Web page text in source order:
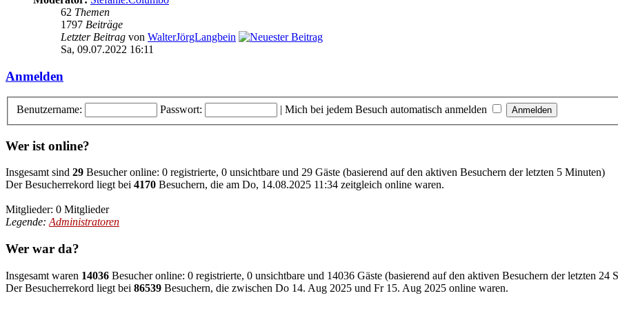
62 Themen
1797 Beiträge
Letzter Beitrag von WalterJörgLangbein
Sa, 09.07.2022 16:11
Anmelden
Benutzername: Passwort: | Mich bei jedem Besuch automatisch anmelden
Wer ist online?
Insgesamt sind 29 Besucher online: 0 registrierte, 0 unsichtbare und 29 Gäste (basierend auf den aktiven Besuchern der letzten 5 Minuten)
Der Besucherrekord liegt bei 4170 Besuchern, die am Do, 14.08.2025 11:34 zeitgleich online waren.
Mitglieder: 0 Mitglieder
Legende:Administratoren
Wer war da?
Insgesamt waren 14036 Besucher online: 0 registrierte, 0 unsichtbare und 14036 Gäste (basierend auf den aktiven Besuchern der letzten 24
Der Besucherrekord liegt bei 86539 Besuchern, die zwischen Do 14. Aug 2025 und Fr 15. Aug 2025 online waren.